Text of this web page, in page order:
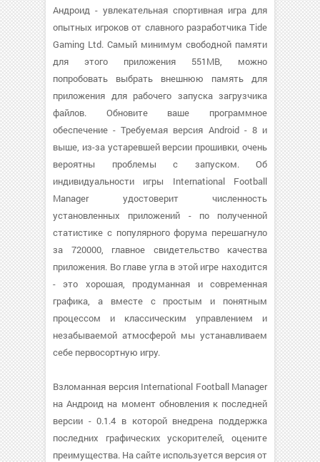
Андроид - увлекательная спортивная игра для
опытных игроков от славного разработчика Tide
Gaming Ltd. Самый минимум свободной памяти
для этого приложения 551MB, можно
попробовать выбрать внешнюю память для
приложения для рабочего запуска загрузчика
файлов. Обновите ваше программное
обеспечение - Требуемая версия Android - 8 и
выше, из-за устаревшей версии прошивки, очень
вероятны проблемы с запуском. Об
индивидуальности игры International Football
Manager удостоверит численность
установленных приложений - по полученной
статистике с популярного форума перешагнуло
за 720000, главное свидетельство качества
приложения. Во главе угла в этой игре находится
- это хорошая, продуманная и современная
графика, а вместе с простым и понятным
процессом и классическим управлением и
незабываемой атмосферой мы устанавливаем
себе первосортную игру.
Взломанная версия International Football Manager
на Андроид на момент обновления к последней
версии - 0.1.4 в которой внедрена поддержка
последних графических ускорителей, оцените
преимущества. На сайте используется версия от